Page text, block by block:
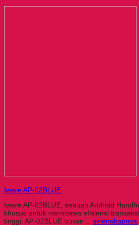
Iware AP-02BLUE
Iware AP-02BLUE, sebuah Android
khusus untuk membawa efisiensi
tinggi. AP-02BLUE bukan… selengkapnya